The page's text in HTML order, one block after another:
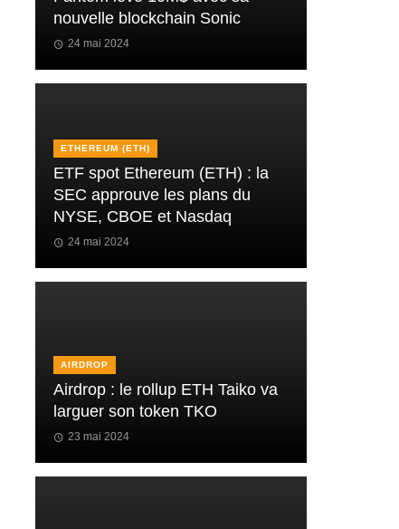
nouvelle blockchain Sonic
24 mai 2024
ETHEREUM (ETH)
ETF spot Ethereum (ETH) : la
SEC approuve les plans du
NYSE, CBOE et Nasdaq
24 mai 2024
AIRDROP
Airdrop : le rollup ETH Taiko va
larguer son token TKO
23 mai 2024